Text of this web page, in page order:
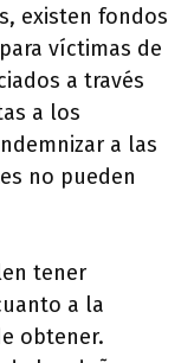
existen fondos
víctimas de
a través
a los
a las
no pueden
tener
a la
obtener.